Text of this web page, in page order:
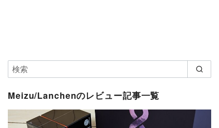
Meizu/Lanchenのレビュー記事一覧